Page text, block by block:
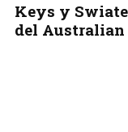
Keys y
del Australian